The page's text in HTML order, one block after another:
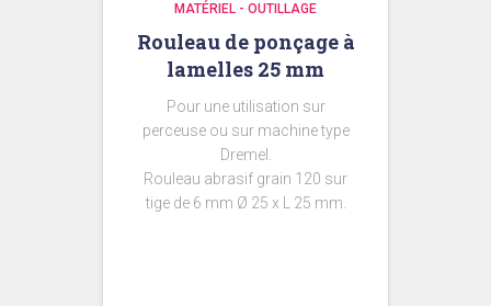
MATÉRIEL - OUTILLAGE
Rouleau de ponçage à
lamelles 25 mm
Pour une utilisation sur
perceuse ou sur machine type
Dremel.
Rouleau abrasif grain 120 sur
tige de 6 mm Ø 25 x L 25 mm.